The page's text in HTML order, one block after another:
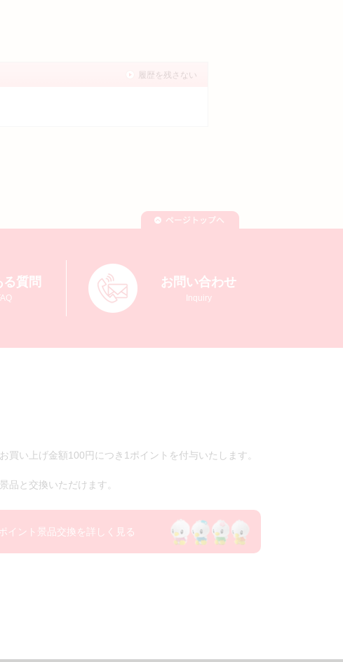
履歴を残さない
る質問 お問い合わせ
Inquiry
買い上げ金額100円につき1ポイントを付与いたします。
品と交換いただけます。
ポイント景品交換を詳しく見る